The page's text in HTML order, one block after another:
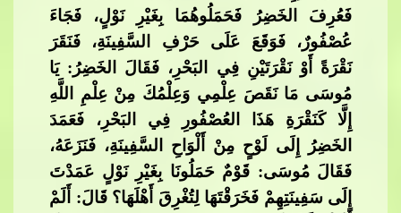
فَعُرِفَ ‌الخَضِرُ فَحَمَلُوهُمَا بِغَيْرِ نَوْلٍ، فَجَاءَ
عُصْفُورٌ، فَوَقَع َ عَلَى حَرْفِ السَّفِينَةِ، فَنَقَرَ
نَقْرَةً أَوْ نَقْرَتَيْنِ فِي البَحْرِ، فَقَالَ ‌الخَضِرُ: يَا
مُوسَى مَا نَقَصَ عِلْمِي وَعِلْمُكَ مِنْ عِلْمِ اللَّهِ
إِلَّا كَنَقْرَةِ هَذَا العُصْفُورِ فِي البَحْرِ، فَعَمَدَ
‌الخَضِرُ إِلَى لَوْحٍ مِنْ أَلْوَاحِ​​
السَّفِينَةِ، فَنَزَعَهُ،
فَقَالَ مُوسَى: قَوْمٌ حَمَلُونَا بِغَيْرِ نَوْلٍ عَمَدْتَ
إِلَى سَفِينَتِهِمْ فَخَرَقْتَهَا لِتُغْرِقَ أَهْلَهَا؟ قَالَ: أَلَمْ